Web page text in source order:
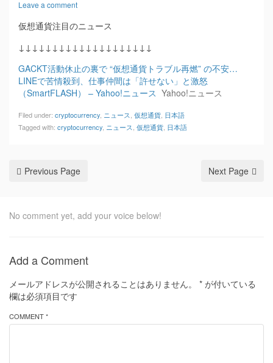
Leave a comment
仮想通貨注目のニュース
↓↓↓↓↓↓↓↓↓↓↓↓↓↓↓↓↓↓↓↓
GACKT活動休止の裏で “仮想通貨トラブル再燃” の不安…
LINEで苦情殺到、仕事仲間は「許せない」と激怒
（SmartFLASH） – Yahoo!ニュース Yahoo!ニュース
Filed under: cryptocurrency ニュース 仮想通貨 日本語
Tagged with: cryptocurrency ニュース 仮想通貨 日本語
Previous Page Next Page
No comment yet, add your voice below!
Add a Comment
メールアドレスが公開されることはありません。 * が付いている
欄は必須項目です
COMMENT *